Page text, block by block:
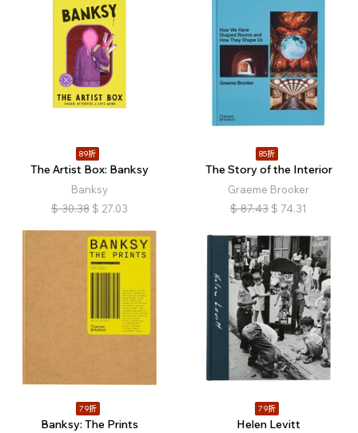
89折
The Artist Box: Banksy
Banksy
$ 30.38 $ 27.03
85折
The Story of the Interior
Graeme Brooker
$ 87.43 $ 74.31
79折
Banksy: The Prints
79折
Helen Levitt